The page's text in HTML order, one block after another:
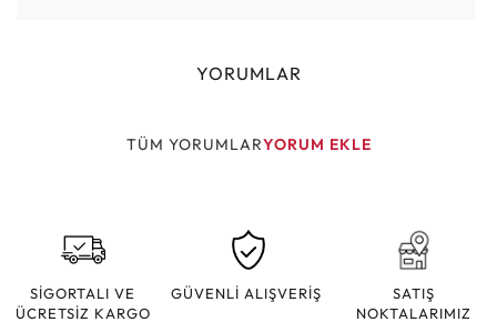
YORUMLAR
TÜM YORUMLARYORUM EKLE
SİGORTALI VE
ÜCRETSİZ KARGO
GÜVENLİ ALIŞVERİŞ
SATIŞ
NOKTALARIMIZ